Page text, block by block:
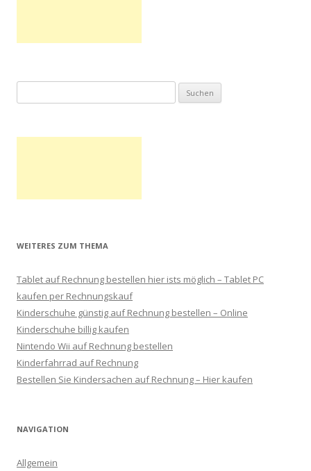
WEITERES ZUM THEMA
Tablet auf Rechnung bestellen hier ists möglich – Tablet PC
kaufen per Rechnungskauf
Kinderschuhe günstig auf Rechnung bestellen – Online
Kinderschuhe billig kaufen
Nintendo Wii auf Rechnung bestellen
Kinderfahrrad auf Rechnung
Bestellen Sie Kindersachen auf Rechnung – Hier kaufen
NAVIGATION
Allgemein